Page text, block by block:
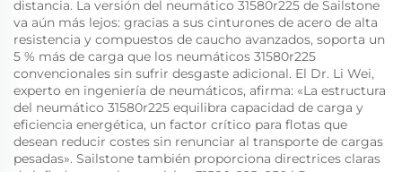
distancia. La versión del neumático 31580r225 de Sailstone
va aún más lejos: gracias a sus cinturones de acero de alta
resistencia y compuestos de caucho avanzados, soporta un
5 % más de carga que los neumáticos 31580r225
convencionales sin sufrir desgaste adicional. El Dr. Li Wei,
experto en ingeniería de neumáticos, afirma: «La estructura
del neumático 31580r225 equilibra capacidad de carga y
eficiencia energética, un factor crítico para flotas que
desean reducir costes sin renunciar al transporte de cargas
pesadas». Sailstone también proporciona directrices claras